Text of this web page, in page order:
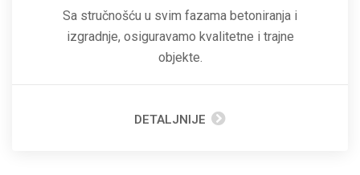
Sa stručnošću u svim fazama betoniranja i
izgradnje, osiguravamo kvalitetne i trajne
objekte.
DETALJNIJE